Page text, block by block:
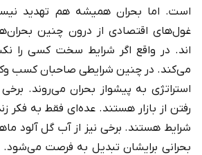
است. اما بحران همیشه هم تهدید
غول‌های اقتصادی از درون چنین
اند. در واقع اگر شرایط سخت کسی را
می‌کند. در چنین شرایطی صاحبان کسب
استراتژی به پیشواز بحران می‌روند. برخی
رفتن از بازار هستند. عده‌ای فقط به فکر
شرایط هستند. برخی نیز از آب گل آلود
بحرانی برایشان تبدیل به فرصت می‌شود.